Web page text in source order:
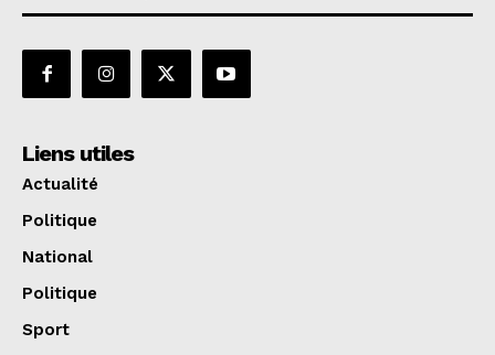
Liens utiles
Actualité
Politique
National
Politique
Sport